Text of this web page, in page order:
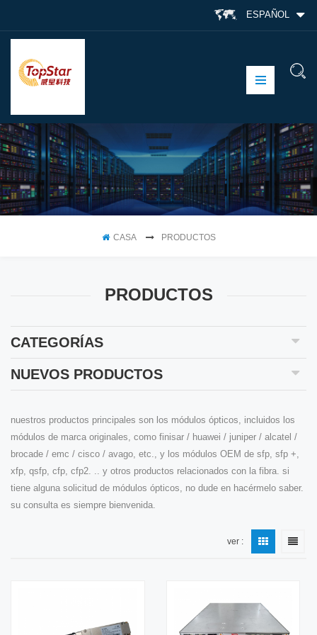
ESPAÑOL
CASA PRODUCTOS
PRODUCTOS
CATEGORÍAS
NUEVOS PRODUCTOS
nuestros productos principales son los módulos ópticos, incluidos los
módulos de marca originales, como finisar / huawei / juniper / alcatel /
brocade / emc / cisco / avago, etc., y los módulos OEM de sfp, sfp +,
xfp, qsfp, cfp, cfp2. .. y otros productos relacionados con la fibra. si
tiene alguna solicitud de módulos ópticos, no dude en hacérmelo saber.
su consulta es siempre bienvenida.
ver :